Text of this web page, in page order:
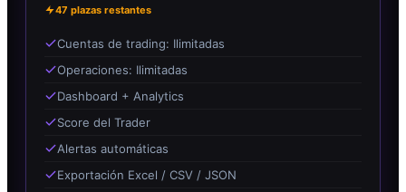
47 plazas restantes
Cuentas de trading: Ilimitadas
Operaciones: Ilimitadas
Dashboard + Analytics
Score del Trader
Alertas automáticas
Exportación Excel / CSV / JSON